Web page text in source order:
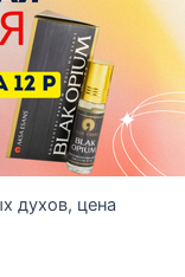
духов, цена